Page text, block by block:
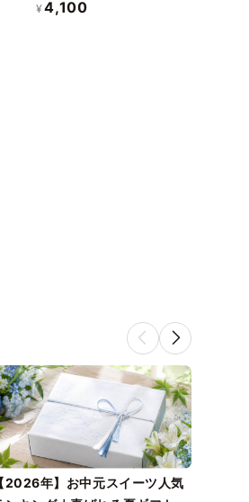
り）
¥ 4,100
【2026年】お中元スイーツ人気